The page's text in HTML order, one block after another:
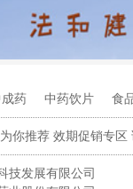
药 中药饮片 食
为你推荐 效期促销专区
技发展有限公司